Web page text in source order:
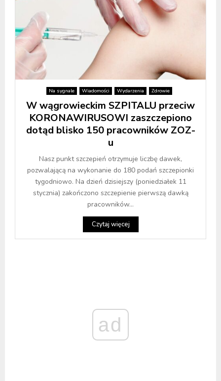
Na sygnale Wiadomości Wydarzenia Zdrowie
W wągrowieckim SZPITALU przeciw
KORONAWIRUSOWI zaszczepiono
dotąd blisko 150 pracowników ZOZ-
u
Nasz punkt szczepień otrzymuje liczbę dawek,
pozwalającą na wykonanie do 180 podań szczepionki
tygodniowo. Na dzień dzisiejszy (poniedziałek 11
stycznia) zakończono szczepienie pierwszą dawką
pracowników...
Czytaj więcej
ad